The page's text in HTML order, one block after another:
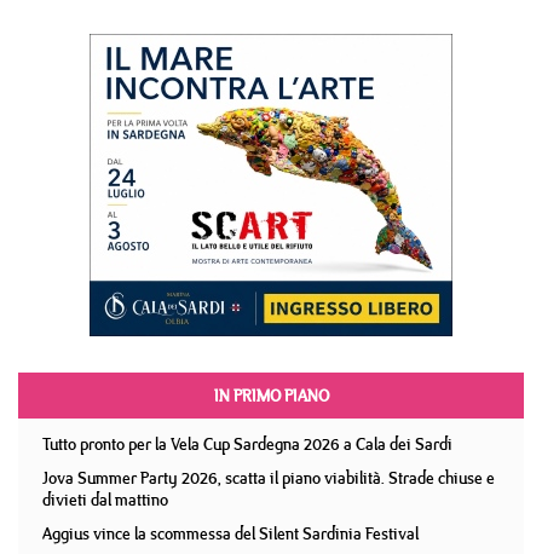
IN PRIMO PIANO
Tutto pronto per la Vela Cup Sardegna 2026 a Cala dei Sardi
Jova Summer Party 2026, scatta il piano viabilità. Strade chiuse e
divieti dal mattino
Aggius vince la scommessa del Silent Sardinia Festival